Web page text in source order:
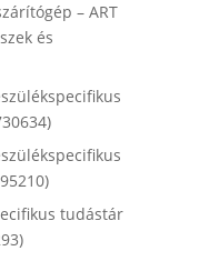
– ART
és
tudástár